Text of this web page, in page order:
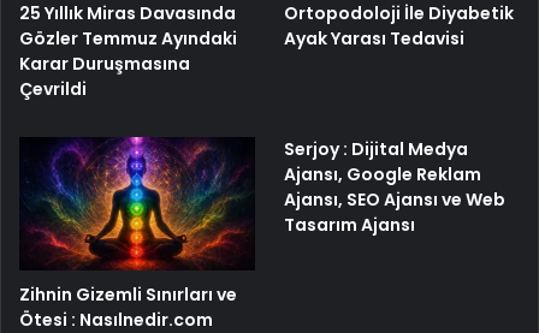
25 Yıllık Miras Davasında
Gözler Temmuz Ayındaki
Karar Duruşmasına
Çevrildi
Ortopodoloji İle Diyabetik
Ayak Yarası Tedavisi
Zihnin Gizemli Sınırları ve
Ötesi : Nasılnedir.com
Serjoy : Dijital Medya
Ajansı, Google Reklam
Ajansı, SEO Ajansı ve Web
Tasarım Ajansı